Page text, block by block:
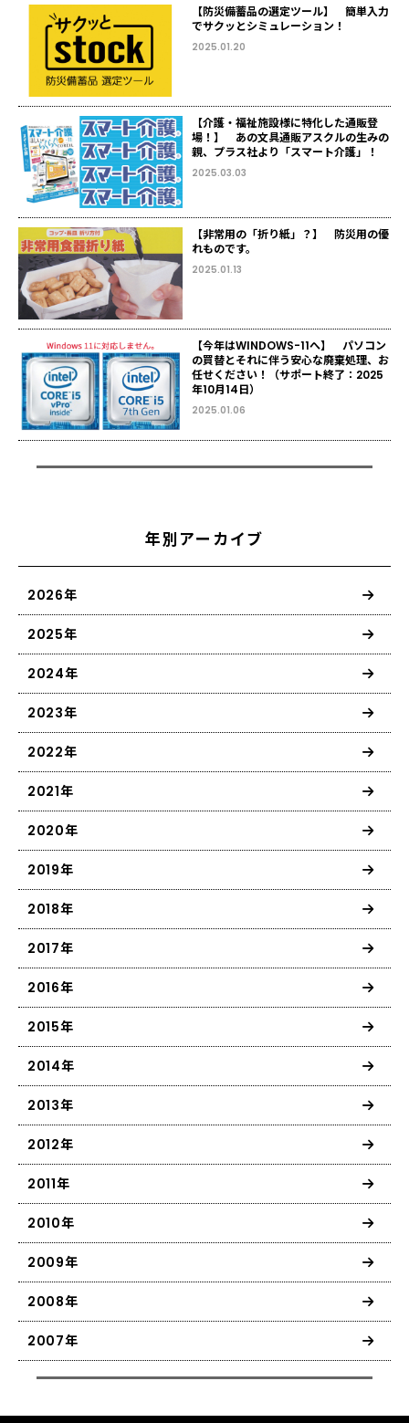
【防災備蓄品の選定ツール】 簡単入力
でサクッとシミュレーション！
2025.01.20
【介護・福祉施設様に特化した通販登
場！】 あの文具通販アスクルの生みの
親、プラス社より「スマート介護」！
2025.03.03
【非常用の「折り紙」？】 防災用の優
れものです。
2025.01.13
【今年はWINDOWS-11へ】 パソコン
の買替とそれに伴う安心な廃棄処理、お
任せください！（サポート終了：2025
年10月14日）
2025.01.06
年別アーカイブ
2026年
2025年
2024年
2023年
2022年
2021年
2020年
2019年
2018年
2017年
2016年
2015年
2014年
2013年
2012年
2011年
2010年
2009年
2008年
2007年